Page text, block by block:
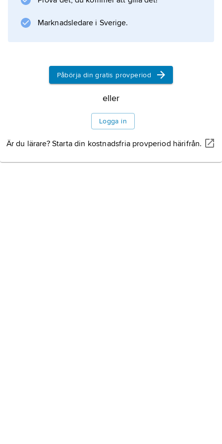
Marknadsledare i Sverige.
Påbörja din gratis provperiod
eller
Logga in
Är du lärare? Starta din kostnadsfria provperiod härifrån.